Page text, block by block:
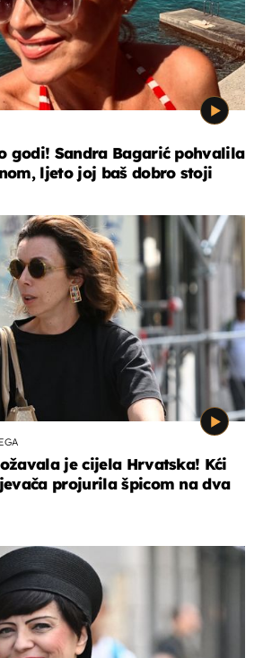
godi! Sandra Bagarić pohvalila
ljeto joj baš dobro stoji
je cijela Hrvatska! Kći
projurila špicom na dva